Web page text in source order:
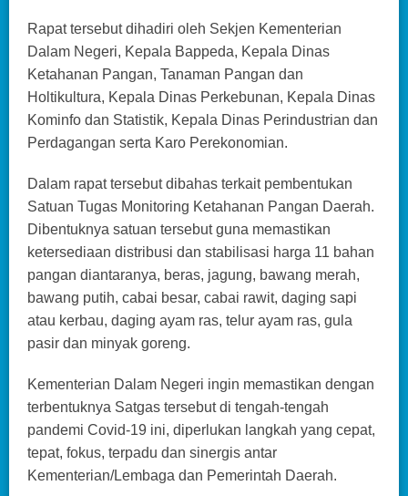
Rapat tersebut dihadiri oleh Sekjen Kementerian
Dalam Negeri, Kepala Bappeda, Kepala Dinas
Ketahanan Pangan, Tanaman Pangan dan
Holtikultura, Kepala Dinas Perkebunan, Kepala Dinas
Kominfo dan Statistik, Kepala Dinas Perindustrian dan
Perdagangan serta Karo Perekonomian.
Dalam rapat tersebut dibahas terkait pembentukan
Satuan Tugas Monitoring Ketahanan Pangan Daerah.
Dibentuknya satuan tersebut guna memastikan
ketersediaan distribusi dan stabilisasi harga 11 bahan
pangan diantaranya, beras, jagung, bawang merah,
bawang putih, cabai besar, cabai rawit, daging sapi
atau kerbau, daging ayam ras, telur ayam ras, gula
pasir dan minyak goreng.
Kementerian Dalam Negeri ingin memastikan dengan
terbentuknya Satgas tersebut di tengah-tengah
pandemi Covid-19 ini, diperlukan langkah yang cepat,
tepat, fokus, terpadu dan sinergis antar
Kementerian/Lembaga dan Pemerintah Daerah.